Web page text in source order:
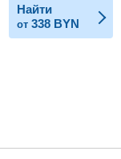
Найти
от 338 BYN